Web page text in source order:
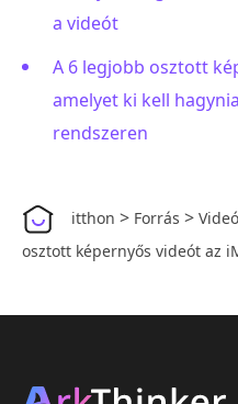
a videót
A 6 legjobb osztott
amelyet ki kell
rendszeren
itthon > Forrás >
osztott képernyős videót az